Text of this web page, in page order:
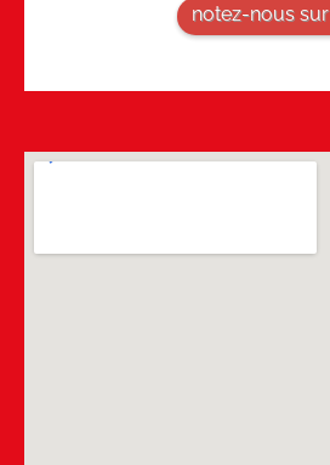
notez-nous sur